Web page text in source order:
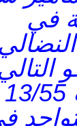
في
– السبت 13/55